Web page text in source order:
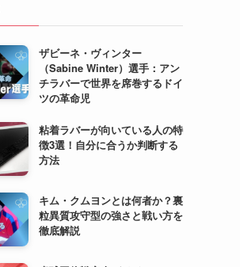
ザビーネ・ヴィンター
（Sabine Winter）選手：アン
チラバーで世界を席巻するドイ
ツの革命児
粘着ラバーが向いている人の特
徴3選！自分に合うか判断する
方法
キム・クムヨンとは何者か？裏
粒異質攻守型の強さと戦い方を
徹底解説